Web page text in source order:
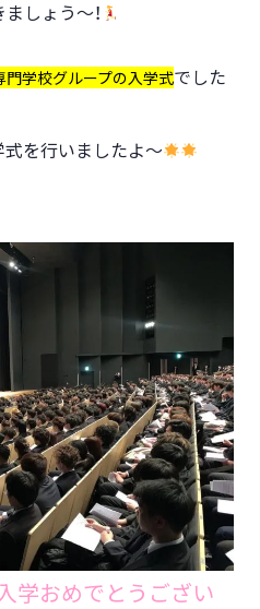
しょう～！
門学校グループの入学式でした
を行いましたよ～
学おめでとうござい